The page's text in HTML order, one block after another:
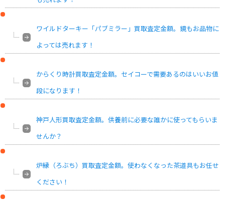
ワイルドターキー「パブミラー」買取査定金額。鏡もお品物に
よっては売れます！
からくり時計買取査定金額。セイコーで需要あるのはいいお値
段になります！
神戸人形買取査定金額。供養前に必要な誰かに使ってもらいま
せんか？
炉縁（ろぶち）買取査定金額。使わなくなった茶道具もお任せ
ください！